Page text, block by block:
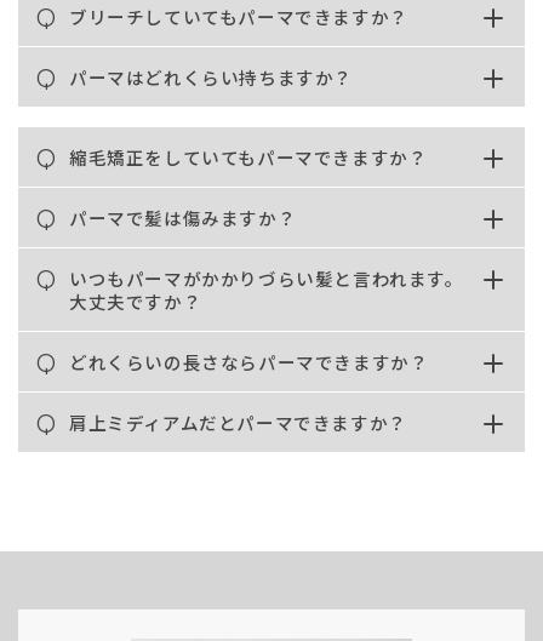
Q ブリーチしていてもパーマできますか？
Q パーマはどれくらい持ちますか？
Q 縮毛矯正をしていてもパーマできますか？
Q パーマで髪は傷みますか？
Q
いつもパーマがかかりづらい髪と言われます。
大丈夫ですか？
Q どれくらいの長さならパーマできますか？
Q 肩上ミディアムだとパーマできますか？